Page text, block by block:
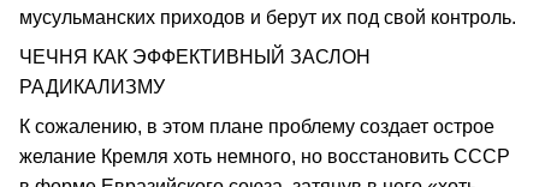
мусульманских приходов и берут их под свой контроль.
ЧЕЧНЯ КАК ЭФФЕКТИВНЫЙ ЗАСЛОН
РАДИКАЛИЗМУ
К сожалению, в этом плане проблему создает острое
желание Кремля хоть немного, но восстановить СССР